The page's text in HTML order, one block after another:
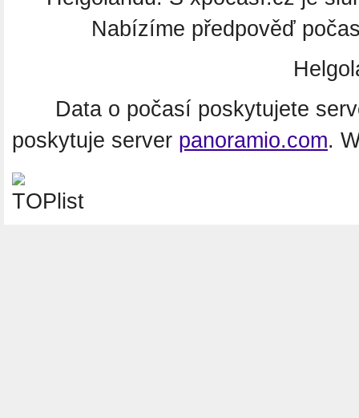
Nabízíme předpověď
Data o počasí poskytujete
poskytuje server panoramio.com.